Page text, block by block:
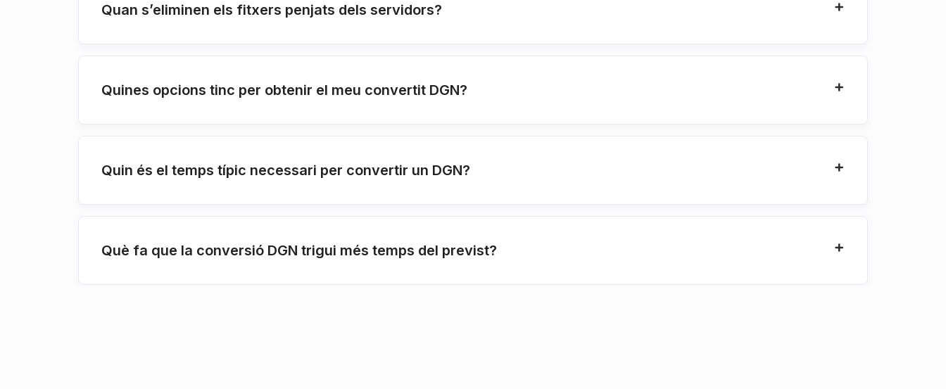
Quan s’eliminen els fitxers penjats dels servidors?
Quines opcions tinc per obtenir el meu convertit DGN?
Quin és el temps típic necessari per convertir un DGN?
Què fa que la conversió DGN trigui més temps del previst?